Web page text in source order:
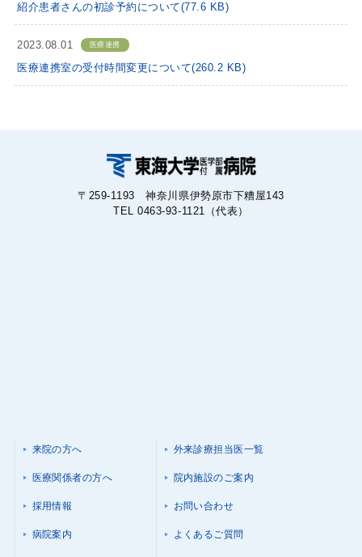
紹介患者さんの初診予約について(77.6 KB)
2023.08.01 医療連携
医療連携室の受付時間変更について(260.2 KB)
〒259-1193 神奈川県伊勢原市下糟屋143
TEL 0463-93-1121（代表）
来院の方へ
医療関係者の方へ
採用情報
病院案内
外来診療担当医一覧
院内施設のご案内
お問い合わせ
よくあるご質問